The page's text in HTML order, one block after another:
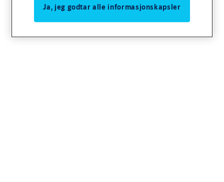
Ja, jeg godtar alle informasjonskapsler